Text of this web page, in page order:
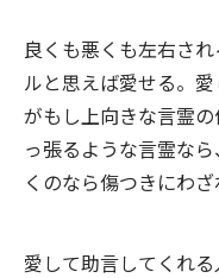
良くも悪くも左右さ
ルと思えば愛せる。
がもし上向きな言霊
っ張るような言霊な
くのなら傷つきにわざ
愛して助言してくれ